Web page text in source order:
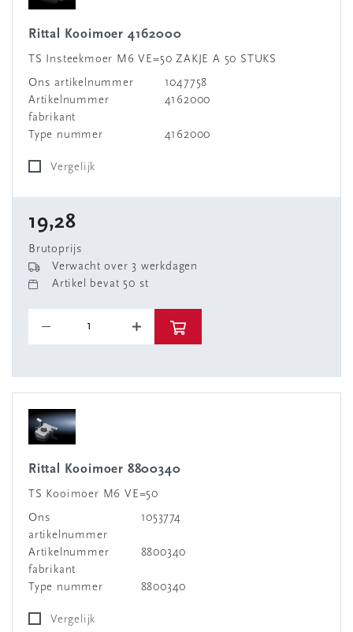
Rittal Kooimoer 4162000
TS Insteekmoer M6 VE=50 ZAKJE A 50 STUKS
Ons artikelnummer
1047758
Artikelnummer
fabrikant
4162000
Type nummer 4162000
Vergelijk
19,28
Brutoprijs
Verwacht over 3 werkdagen
Artikel bevat 50 st
Rittal Kooimoer 8800340
TS Kooimoer M6 VE=50
Ons
artikelnummer
1053774
Artikelnummer
fabrikant
8800340
Type nummer 8800340
Vergelijk